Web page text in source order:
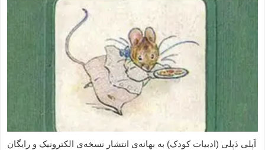
اَپلی دَپلی (ادبیات کودک) به بهانه‌ی انتشار نسخه‌ی الکترونیک و رایگان